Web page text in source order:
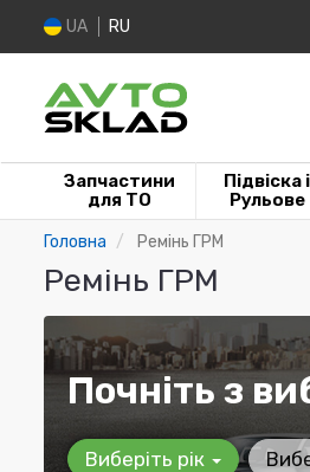
UA RU
Запчастини
для ТО
Підвіска і
Рульове
Головна Ремінь ГРМ
Ремінь ГРМ
Почніть з
Виберіть рік